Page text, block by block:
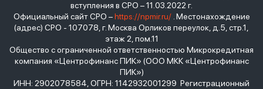
вступления в СРО – 11.03.2022 г.
Официальный сайт СРО –https://npmir.ru/. Местонахождение
(адрес) СРО - 107078, г. Москва Орликов переулок, д.5, стр.1,
этаж 2, пом.11
Общество с ограниченной ответственностью Микрокредитная
компания «Центрофинанс ПИК» (ООО МКК «Центрофинанс
ПИК»)
ИНН: 2902078584, ОГРН: 1142932001299 Регистрационный